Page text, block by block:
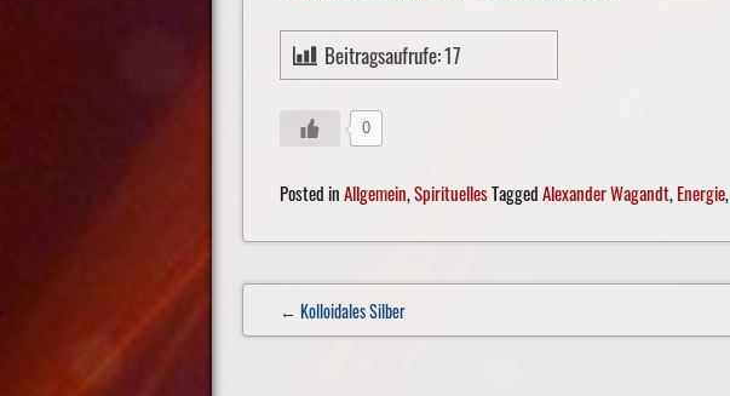
Beitragsaufrufe:17
0
Posted inAllgemein,SpirituellesTaggedAlexander Wagandt,Energie,
Post
navigation
← Kolloidales Silber